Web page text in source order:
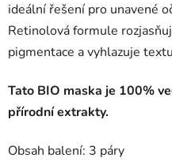
ideální řešení pro unavené
Retinolová formule
pigmentace a vyhlazuje
Tato BIO maska je 100%
přírodní extrakty.
Obsah balení: 3 páry